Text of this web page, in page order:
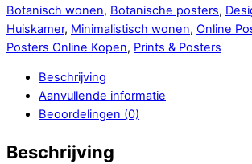
Botanisch wonen, Botanische posters,
Huiskamer, Minimalistisch wonen, Online
Posters Online Kopen, Prints & Posters
Beschrijving
Aanvullende informatie
Beoordelingen (0)
Beschrijving